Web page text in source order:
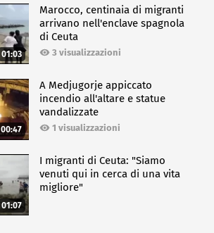
01:03
Marocco, centinaia di migranti
arrivano nell'enclave spagnola
di Ceuta
3 visualizzazioni
00:47
A Medjugorje appiccato
incendio all'altare e statue
vandalizzate
1 visualizzazioni
01:07
I migranti di Ceuta: "Siamo
venuti qui in cerca di una vita
migliore"